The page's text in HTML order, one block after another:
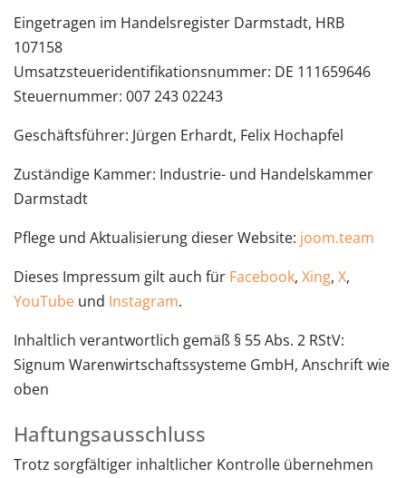
Eingetragen im Handelsregister Darmstadt, HRB
107158
Umsatzsteueridentifikationsnummer: DE 111659646
Steuernummer: 007 243 02243
Geschäftsführer: Jürgen Erhardt, Felix Hochapfel
Zuständige Kammer: Industrie- und Handelskammer
Darmstadt
Pflege und Aktualisierung dieser Website: joom.team
Dieses Impressum gilt auch für Facebook, Xing, X,
YouTube und Instagram.
Inhaltlich verantwortlich gemäß § 55 Abs. 2 RStV:
Signum Warenwirtschaftssysteme GmbH, Anschrift wie
oben
Haftungsausschluss
Trotz sorgfältiger inhaltlicher Kontrolle übernehmen